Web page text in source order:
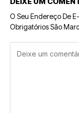
O Seu Endereço De
Obrigatórios São